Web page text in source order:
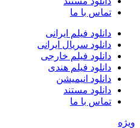
تماس با ما
دانلود فیلم ایرانی
دانلود سریال ایرانی
دانلود فیلم خارجی
دانلود فیلم هندی
دانلود انیمیشن
دانلود مستند
تماس با ما
ویژه